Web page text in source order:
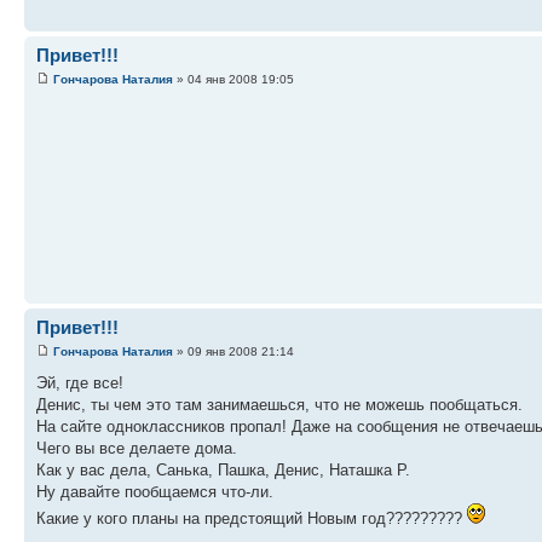
Привет!!!
Гончарова Наталия » 04 янв 2008 19:05
Привет!!!
Гончарова Наталия » 09 янв 2008 21:14
Эй, где все!
Денис, ты чем это там занимаешься, что не можешь пообщаться.
На сайте одноклассников пропал! Даже на сообщения не
Чего вы все делаете дома.
Как у вас дела, Санька, Пашка, Денис, Наташка Р.
Ну давайте пообщаемся что-ли.
Какие у кого планы на предстоящий Новым год?????????